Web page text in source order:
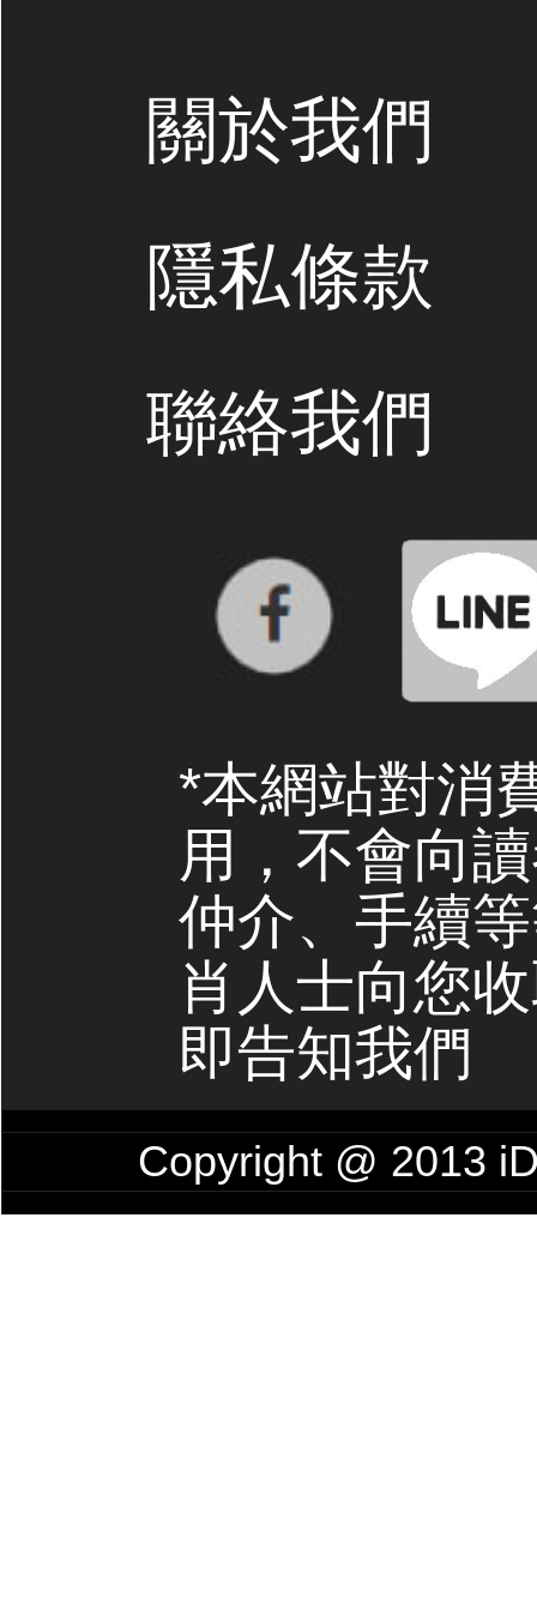
關於我們
隱私條款
聯絡我們
*本網站對消
用，不會向
仲介、手續
肖人士向您
即告知我們
Copyright @ 2013